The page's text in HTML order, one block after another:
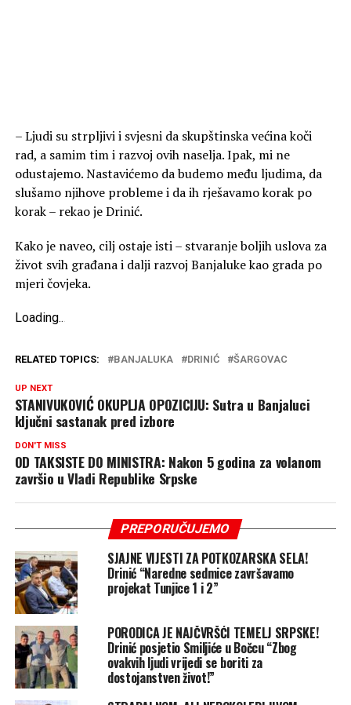
– Ljudi su strpljivi i svjesni da skupštinska većina koči
rad, a samim tim i razvoj ovih naselja. Ipak, mi ne
odustajemo. Nastavićemo da budemo među ljudima, da
slušamo njihove probleme i da ih rješavamo korak po
korak – rekao je Drinić.
Kako je naveo, cilj ostaje isti – stvaranje boljih uslova za
život svih građana i dalji razvoj Banjaluke kao grada po
mjeri čovjeka.
Loading...
RELATED TOPICS: BANJALUKA DRINIĆ ŠARGOVAC
UP NEXT
STANIVUKOVIĆ OKUPLJA OPOZICIJU: Sutra u Banjaluci
ključni sastanak pred izbore
DON'T MISS
OD TAKSISTE DO MINISTRA: Nakon 5 godina za volanom
završio u Vladi Republike Srpske
PREPORUČUJEMO
SJAJNE VIJESTI ZA POTKOZARSKA SELA!
Drinić “Naredne sedmice završavamo
projekat Tunjice 1 i 2”
PORODICA JE NAJČVRŠĆI TEMELJ SRPSKE!
Drinić posjetio Smiljiće u Bočcu “Zbog
ovakvih ljudi vrijedi se boriti za
dostojanstven život!”